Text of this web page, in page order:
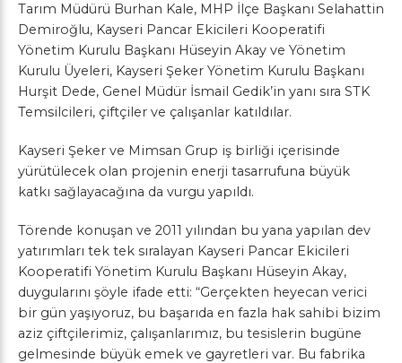
Tarım Müdürü Burhan Kale, MHP İlçe Başkanı Selahattin
Demiroğlu, Kayseri Pancar Ekicileri Kooperatifi
Yönetim Kurulu Başkanı Hüseyin Akay ve Yönetim
Kurulu Üyeleri, Kayseri Şeker Yönetim Kurulu Başkanı
Hurşit Dede, Genel Müdür İsmail Gedik’in yanı sıra STK
Temsilcileri, çiftçiler ve çalışanlar katıldılar.
Kayseri Şeker ve Mimsan Grup iş birliği içerisinde
yürütülecek olan projenin enerji tasarrufuna büyük
katkı sağlayacağına da vurgu yapıldı.
Törende konuşan ve 2011 yılından bu yana yapılan dev
yatırımları tek tek sıralayan Kayseri Pancar Ekicileri
Kooperatifi Yönetim Kurulu Başkanı Hüseyin Akay,
duygularını şöyle ifade etti: “Gerçekten heyecan verici
bir gün yaşıyoruz, bu başarıda en fazla hak sahibi bizim
aziz çiftçilerimiz, çalışanlarımız, bu tesislerin bugüne
gelmesinde büyük emek ve gayretleri var. Bu fabrika